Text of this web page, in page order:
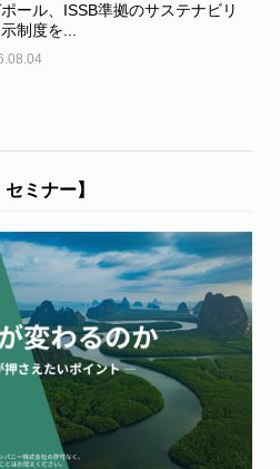
ール、ISSB準拠のサステナビリ
制度を...
ミナー】